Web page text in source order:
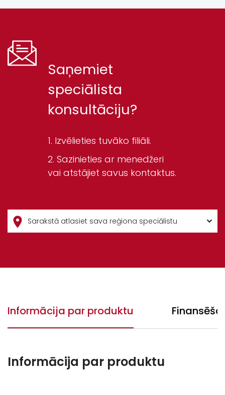
Saņemiet
speciālista
konsultāciju?
Izvēlieties tuvāko filiāli.
Sazinieties ar menedžeri
vai atstājiet savus kontaktus.
Informācija par produktu
Informācija par produktu